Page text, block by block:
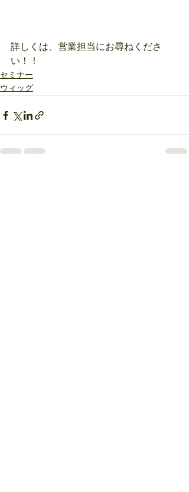
詳しくは、営業担当にお尋ねくださ
い！！
セミナー
ウィッグ